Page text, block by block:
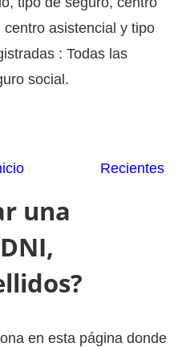
asistencial y tipo
: Todas las
social.
Recientes
una
en esta página donde